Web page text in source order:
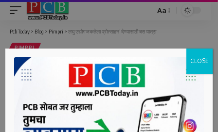
Font
Aa
Pcb Today > Blog > Pimpri > लघु उद्योगजकतेला प्रोत्साहन’ देण्यासाठी बस यात्रा
PIMPRI
लघु उद्योगजकतेला प्रोत्साहन’ देण्यासाठी
बस यात्रा
bpcauthor
1 Min Read
CLOSE